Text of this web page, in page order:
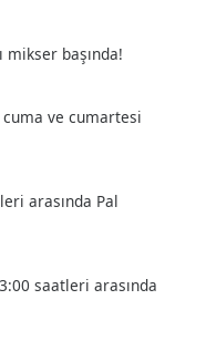
mikser başında!
cuma ve cumartesi
arasında Pal
saatleri arasında